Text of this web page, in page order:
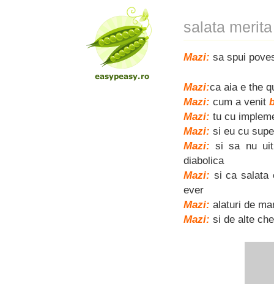
salata
Mazi: sa spui
Mazi:ca aia e the
Mazi: cum a venit
Mazi: tu cu
Mazi: si eu cu
Mazi: si sa nu
diabolica
Mazi: si ca salata
ever
Mazi: alaturi de
Mazi: si de alte